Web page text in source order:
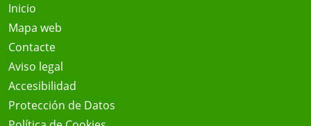
Inicio
Mapa web
Contacte
Aviso legal
Accesibilidad
Protección de Datos